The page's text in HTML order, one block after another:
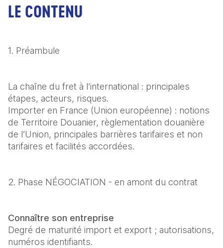
LE CONTENU
1. Préambule
La chaîne du fret à l’international : principales
étapes, acteurs, risques.
Importer en France (Union européenne) : notions
de Territoire Douanier, règlementation douanière
de l’Union, principales barrières tarifaires et non
tarifaires et facilités accordées.
2. Phase NÉGOCIATION - en amont du contrat
Connaître son entreprise
Degré de maturité import et export ; autorisations,
numéros identifiants.